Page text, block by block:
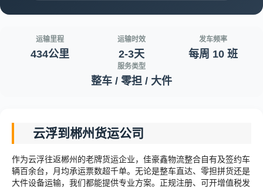
运输里程
434公里
运输时效
2-3天
发车频率
每周 10 班
服务类型
整车 / 零担 / 大件
云浮到郴州货运公司
作为云浮往返郴州的老牌货运企业，佳豪鑫物流整合自有及签约车
辆百余台，月均承运票数超千单。无论是整车直达、零担拼货还是
大件设备运输，我们都能提供专业方案。正规注册、可开增值税发